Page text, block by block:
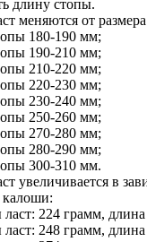
длину стопы.
меняются от
180-190 мм;
190-210 мм;
210-220 мм;
220-230 мм;
230-240 мм;
250-260 мм;
270-280 мм;
280-290 мм;
300-310 мм.
увеличивается в
калоши:
224 грамм,
248 грамм,